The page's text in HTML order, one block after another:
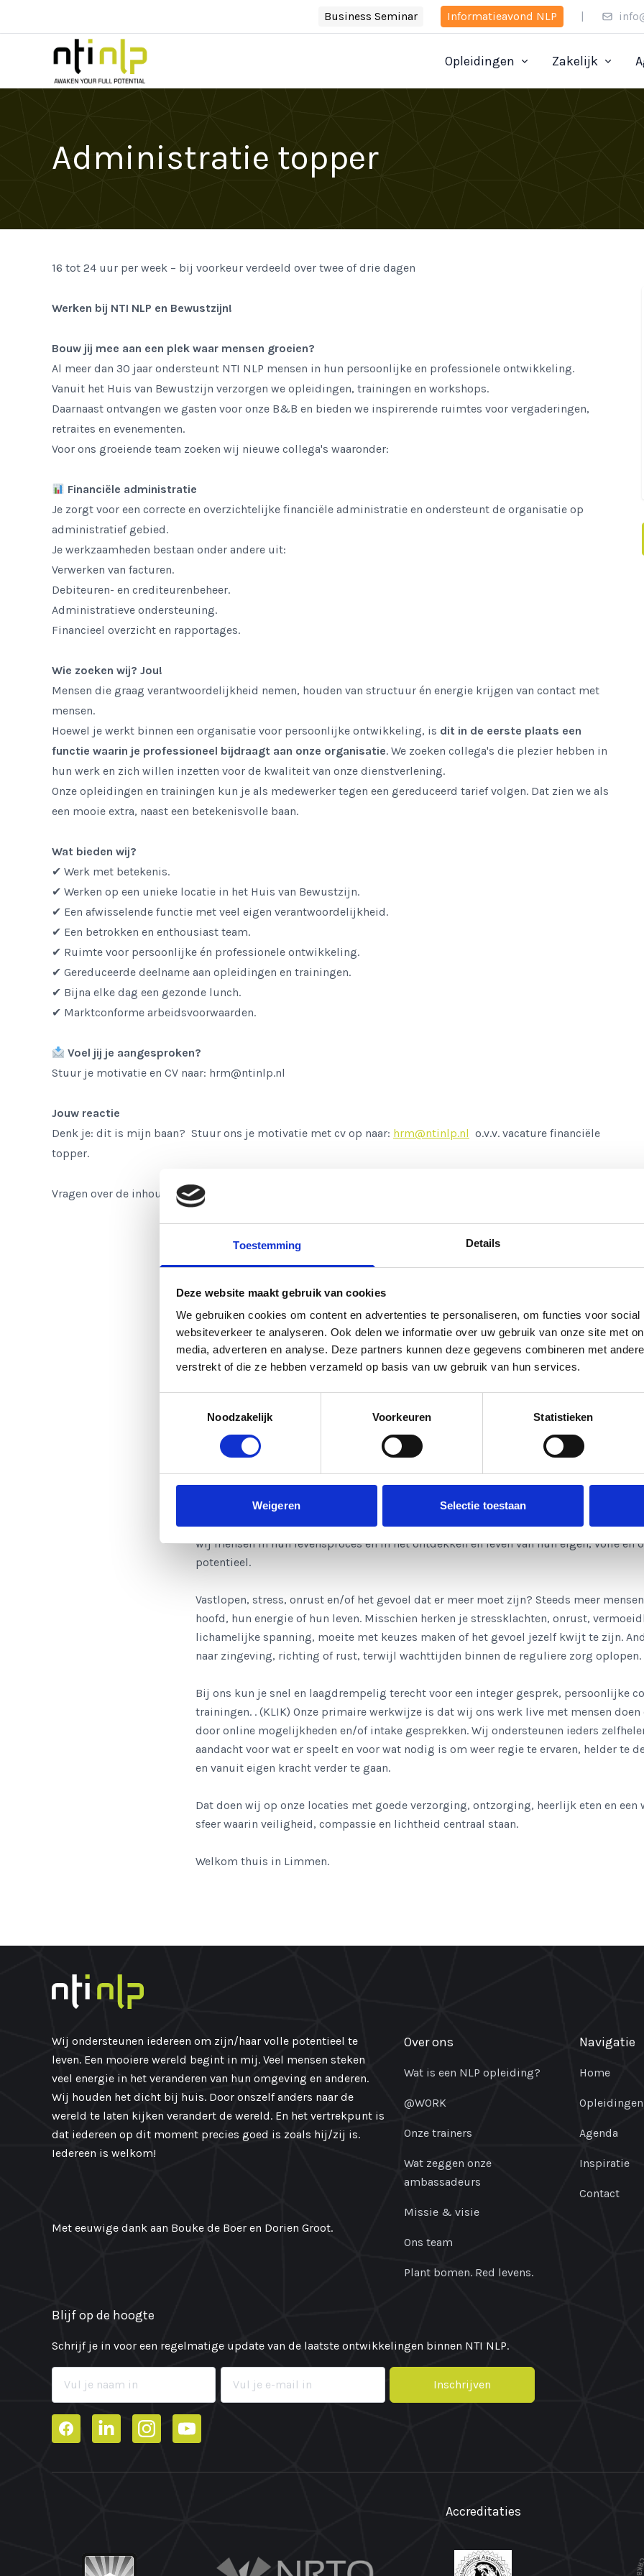
Toestemming Details
Deze website maakt gebruik van cookies
We gebruiken cookies om content en advertenties te personaliseren, om functies voor
websiteverkeer te analyseren. Ook delen we informatie over uw gebruik van onze site met
media, adverteren en analyse. Deze partners kunnen deze gegevens combineren met
verstrekt of die ze hebben verzameld op basis van uw gebruik van hun services.
Noodzakelijk
Voorkeuren Statistieken
Weigeren Selectie toestaan
Business Seminar Informatieavond NLP |
Opleidingen Zakelijk
Administratie topper
16 tot 24 uur per week – bij voorkeur verdeeld over twee of drie dagen
Werken bij NTI NLP en Bewustzijn!
Bouw jij mee aan een plek waar mensen groeien?
Al meer dan 30 jaar ondersteunt NTI NLP mensen in hun persoonlijke en professionele ontwikkeling.
Vanuit het Huis van Bewustzijn verzorgen we opleidingen, trainingen en workshops.
Daarnaast ontvangen we gasten voor onze B&B en bieden we inspirerende ruimtes voor vergaderingen,
retraites en evenementen.
Voor ons groeiende team zoeken wij nieuwe collega's waaronder:
Financiële administratie
Je zorgt voor een correcte en overzichtelijke financiële administratie en ondersteunt de organisatie op
administratief gebied.
Je werkzaamheden bestaan onder andere uit:
Verwerken van facturen.
Debiteuren- en crediteurenbeheer.
Administratieve ondersteuning.
Financieel overzicht en rapportages.
Wie zoeken wij? Jou!
Mensen die graag verantwoordelijkheid nemen, houden van structuur én energie krijgen van contact met
mensen.
Hoewel je werkt binnen een organisatie voor persoonlijke ontwikkeling, is dit in de eerste plaats een
functie waarin je professioneel bijdraagt aan onze organisatie. We zoeken collega's die plezier hebben in
hun werk en zich willen inzetten voor de kwaliteit van onze dienstverlening.
Onze opleidingen en trainingen kun je als medewerker tegen een gereduceerd tarief volgen. Dat zien we als
een mooie extra, naast een betekenisvolle baan.
Wat bieden wij?
✔ Werk met betekenis.
✔ Werken op een unieke locatie in het Huis van Bewustzijn.
✔ Een afwisselende functie met veel eigen verantwoordelijkheid.
✔ Een betrokken en enthousiast team.
✔ Ruimte voor persoonlijke én professionele ontwikkeling.
✔ Gereduceerde deelname aan opleidingen en trainingen.
✔ Bijna elke dag een gezonde lunch.
✔ Marktconforme arbeidsvoorwaarden.
Voel jij je aangesproken?
Stuur je motivatie en CV naar: hrm@ntinlp.nl
Jouw reactie
Denk je: dit is mijn baan? Stuur ons je motivatie met cv op naar: hrm@ntinlp.nl o.v.v. vacature financiële
topper.
Vragen over de inhoud van de vacature? Bel ons op: 072 505 35 01 en/of Whatsapp: 06 45 664 466.
Awakening Human Potential. NTI NLP.
Ondersteuning voor jouw levensproces. Veel meer dan alleen
NTI NLP, het Nederlands Trainingsinstituut voor Neurolinguïstisch Programmeren, is
ontwikkeling, verdieping en thuiskomen bij jezelf. Wij gaan ervan uit dat iedereen
met alles erop en eraan. Wat wij hier doen is misschien niet zozeer het aanleren van
het inzichtelijk maken hoe je je kunt ontdoen van lagen, overtuigingen en patronen,
Als pioniers in NLP en Systemisch Werk / familie- en organisatie opstellingen en met
andere traumawerk, schaduwwerk, transactionele analyse en (transpersoonlijke)
wij mensen in hun levensproces en in het ontdekken en leven van hun eigen, volle en
potentieel.
Vastlopen, stress, onrust en/of het gevoel dat er meer moet zijn? Steeds meer
hoofd, hun energie of hun leven. Misschien herken je stressklachten, onrust,
lichamelijke spanning, moeite met keuzes maken of het gevoel jezelf kwijt te zijn.
naar zingeving, richting of rust, terwijl wachttijden binnen de reguliere zorg oplopen.
Bij ons kun je snel en laagdrempelig terecht voor een integer gesprek, persoonlijke
trainingen. . (KLIK) Onze primaire werkwijze is dat wij ons werk live met mensen
door online mogelijkheden en/of intake gesprekken. Wij ondersteunen ieders
aandacht voor wat er speelt en voor wat nodig is om weer regie te ervaren, helder te
en vanuit eigen kracht verder te gaan.
Dat doen wij op onze locaties met goede verzorging, ontzorging, heerlijk eten en een
sfeer waarin veiligheid, compassie en lichtheid centraal staan.
Welkom thuis in Limmen.
Wij ondersteunen iedereen om zijn/haar volle potentieel te
leven. Een mooiere wereld begint in mij. Veel mensen steken
veel energie in het veranderen van hun omgeving en anderen.
Wij houden het dicht bij huis. Door onszelf anders naar de
wereld te laten kijken verandert de wereld. En het vertrekpunt is
dat iedereen op dit moment precies goed is zoals hij/zij is.
Iedereen is welkom!
Met eeuwige dank aan Bouke de Boer en Dorien Groot.
Over ons
Wat is een NLP opleiding?
@WORK
Onze trainers
Wat zeggen onze
ambassadeurs
Missie & visie
Ons team
Plant bomen. Red levens.
Navigatie
Home
Opleidingen
Agenda
Inspiratie
Contact
Blijf op de hoogte
Schrijf je in voor een regelmatige update van de laatste ontwikkelingen binnen NTI NLP.
Inschrijven
FacebookLinkedInInstagramYouTube
Accreditaties